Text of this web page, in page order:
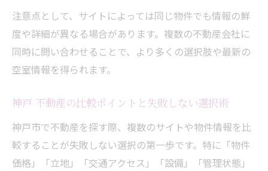
神戸R 不動産など独自サービスの魅力を紹
不動産会社ランキングで地域サービスを比
おすすめ不動産屋が提供するサポート内容
とは
賃貸・売買両対応の地域密着型不動産の特
徴
注意点として、サイトによっては同じ物件でも情報の鮮
度や詳細が異なる場合があります。複数の不動産会社に
同時に問い合わせることで、より多くの選択肢や最新の
空室情報を得られます。
神戸 不動産の比較ポイントと失敗しない選択術
神戸市で不動産を探す際、複数のサイトや物件情報を比
較することが失敗しない選択の第一歩です。特に「物件
価格」「立地」「交通アクセス」「設備」「管理状態」